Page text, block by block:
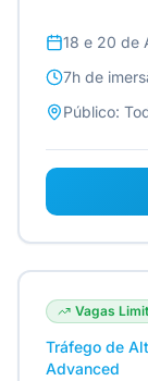
18 e 20 de
7h de
Público:
Vagas
Tráfego de
Advanced